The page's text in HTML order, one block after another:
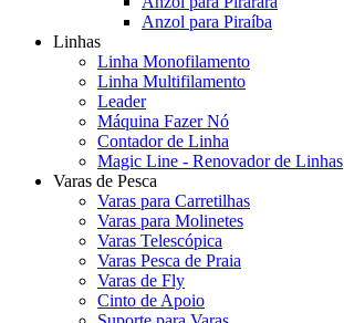
Anzol para Piraíba
Linhas
Linha Monofilamento
Linha Multifilamento
Leader
Máquina Fazer Nó
Contador de Linha
Magic Line - Renovador de Linhas
Varas de Pesca
Varas para Carretilhas
Varas para Molinetes
Varas Telescópica
Varas Pesca de Praia
Varas de Fly
Cinto de Apoio